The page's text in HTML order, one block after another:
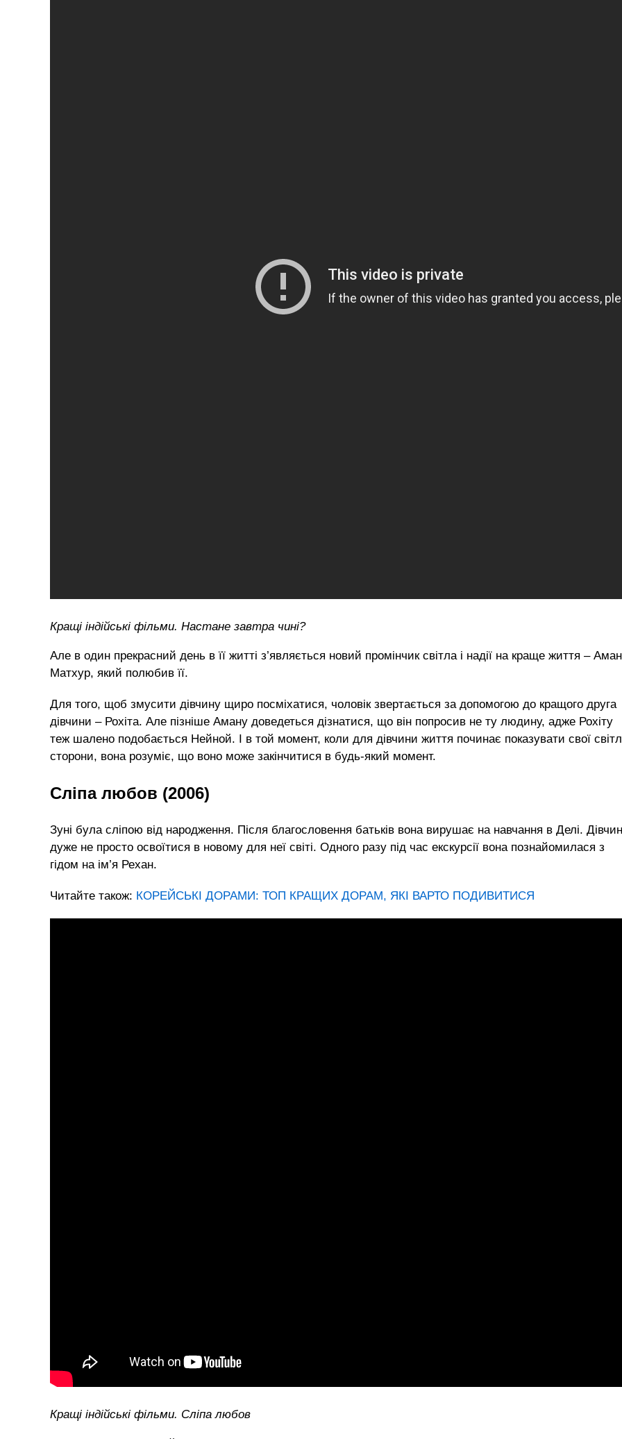
Кращі індійські фільми. Настане завтра чині?
Але в один прекрасний день в її житті з’являється новий промінчик світла і надії на краще життя – Аман
Матхур, який полюбив її.
Для того, щоб змусити дівчину щиро посміхатися, чоловік звертається за допомогою до кращого друга
дівчини – Рохіта. Але пізніше Аману доведеться дізнатися, що він попросив не ту людину, адже Рохіту
теж шалено подобається Нейной. І в той момент, коли для дівчини життя починає показувати свої
сторони, вона розуміє, що воно може закінчитися в будь-який момент.
Сліпа любов (2006)
Зуні була сліпою від народження. Після благословення батьків вона вирушає на навчання в Делі.
дуже не просто освоїтися в новому для неї світі. Одного разу під час екскурсії вона познайомилася з
гідом на ім’я Рехан.
Читайте також: КОРЕЙСЬКІ ДОРАМИ: ТОП КРАЩИХ ДОРАМ, ЯКІ ВАРТО ПОДИВИТИСЯ
Кращі індійські фільми. Сліпа любов